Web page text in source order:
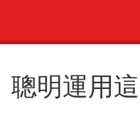
聰明運用